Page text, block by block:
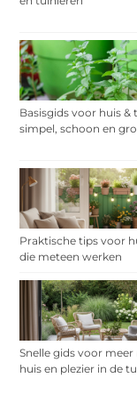
Basisgids voor huis &
simpel, schoon en
Praktische tips voor
die meteen werken
Snelle gids voor meer
huis en plezier in de